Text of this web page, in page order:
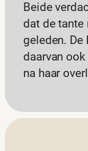
Beide
dat de tante
geleden. De
daarvan
na haar